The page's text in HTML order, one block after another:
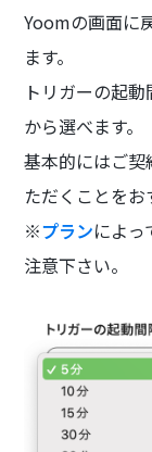
Yoomの画面に
ます。
トリガーの起
から選べます。
基本的にはご
ただくことをお
※プランによ
注意下さい。